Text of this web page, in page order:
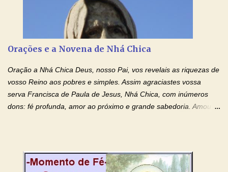
Jesus, que, pelo poder libertador e salvítico deste Sangue,
possamos nos livrar de toda opressão diabólica que possa estar
prejudicando a nossa família. Peço também que atenda, em
especial, este pedido que agora faço na Sua presença:
(apresente aqui o seu pedido...) Eu, desde já, agradeço de
coração, confiante que o Senhor me atenderá. Eu louvo o Pai por
ter nos dado o Senhor, Jesus, como presente de Páscoa. eu
agradeço de coração ao Espíri...
Orações e a Novena de Nhá Chica
Oração a Nhá Chica Deus, nosso Pai, vos revelais as riquezas de
vosso Reino aos pobres e simples. Assim agraciastes vossa
serva Francisca de Paula de Jesus, Nhá Chica, com inúmeros
dons: fé profunda, amor ao próximo e grande sabedoria. Amou a
Senhor Jesus Cristo, vosso Filho, na unidade do Espírito Santo.
Amém. Novena a Nhá Chica (Oração para obter os favores